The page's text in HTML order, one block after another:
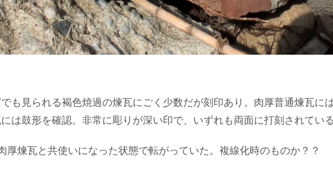
も見られる褐色焼過の煉瓦にごく少数だが刻印あり。肉厚普通煉瓦に
は鼓形を確認。非常に彫りが深い印で、いずれも両面に打刻されている
厚煉瓦と共使いになった状態で転がっていた。複線化時のものか？？